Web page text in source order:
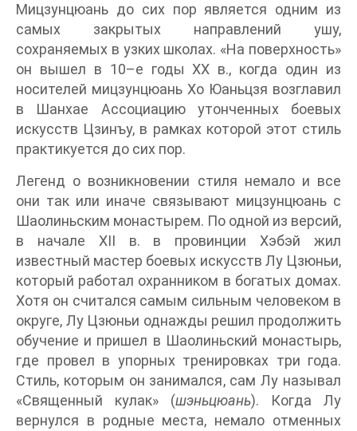
Мицзунцюань до сих пор является одним из
самых закрытых направлений ушу,
сохраняемых в узких школах. «На поверхность»
он вышел в 10–е годы XX в., когда один из
носителей мицзунцюань Хо Юаньцзя возглавил
в Шанхае Ассоциацию утонченных боевых
искусств Цзинъу, в рамках которой этот стиль
практикуется до сих пор.
Легенд о возникновении стиля немало и все
они так или иначе связывают мицзунцюань с
Шаолиньским монастырем. По одной из версий,
в начале XII в. в провинции Хэбэй жил
известный мастер боевых искусств Лу Цзюньи,
который работал охранником в богатых домах.
Хотя он считался самым сильным человеком в
округе, Лу Цзюньи однажды решил продолжить
обучение и пришел в Шаолиньский монастырь,
где провел в упорных тренировках три года.
Стиль, которым он занимался, сам Лу называл
«Священный кулак» (шэньцюань). Когда Лу
вернулся в родные места, немало отменных